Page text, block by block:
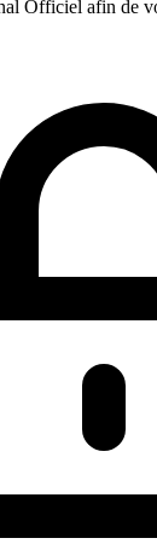
Officiel afin de